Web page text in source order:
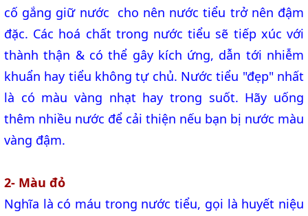
cố gắng giữ nước cho nên nước tiểu trở nên đậm
đặc. Các hoá chất trong nước tiểu sẽ tiếp xúc với
thành thận & có thể gây kích ứng, dẫn tới nhiễm
khuẩn hay tiểu không tự chủ. Nước tiểu "đẹp" nhất
là có màu vàng nhạt hay trong suốt. Hãy uống
thêm nhiều nước để cải thiện nếu bạn bị nước màu
vàng đậm.
2- Màu đỏ
Nghĩa là có máu trong nước tiểu, gọi là huyết niệu